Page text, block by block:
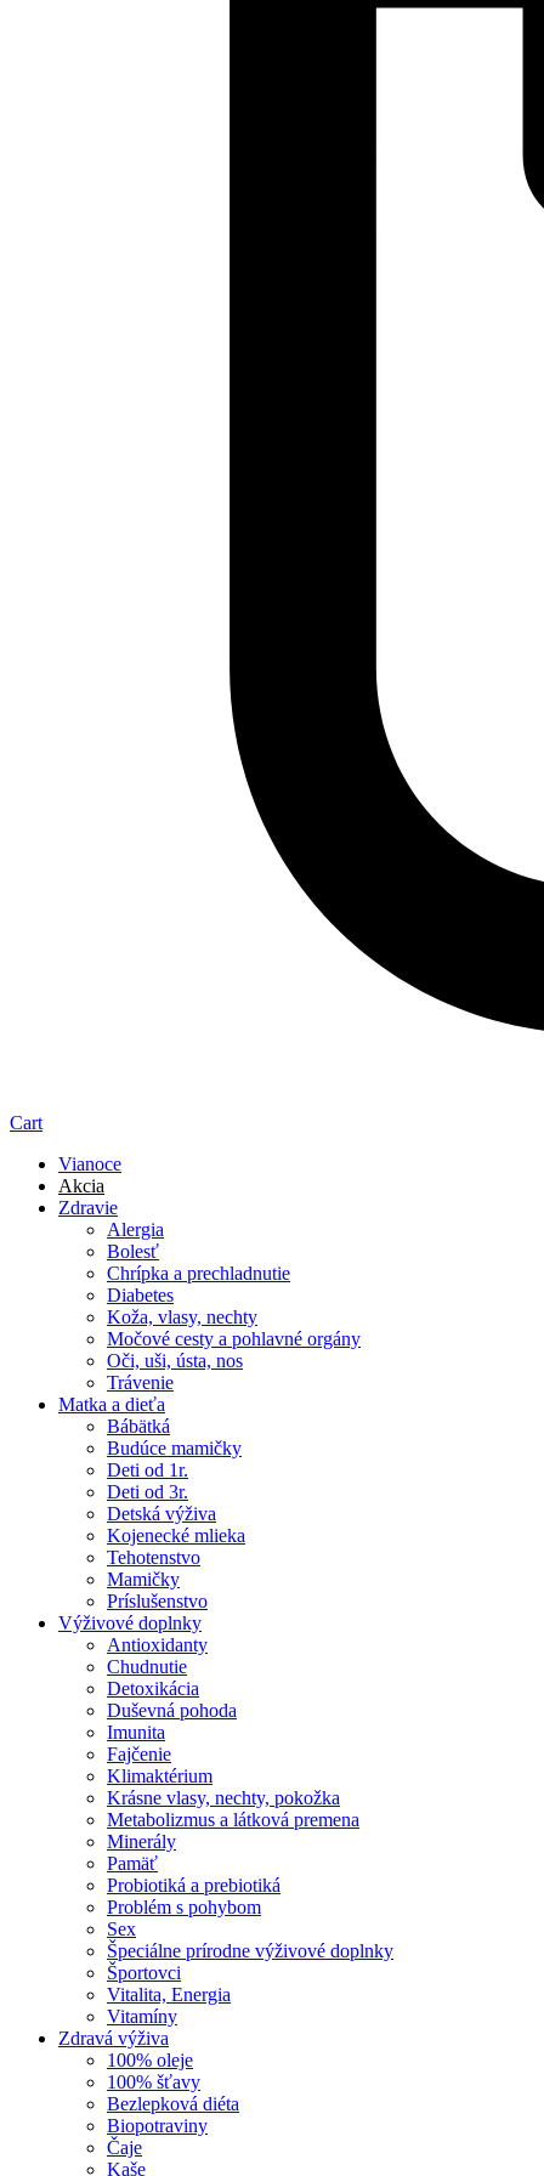
Cart
Vianoce
Akcia
Zdravie
Alergia
Bolesť
Chrípka a prechladnutie
Diabetes
Koža, vlasy, nechty
Močové cesty a pohlavné orgány
Oči, uši, ústa, nos
Trávenie
Matka a dieťa
Bábätká
Budúce mamičky
Deti od 1r.
Deti od 3r.
Detská výživa
Kojenecké mlieka
Tehotenstvo
Mamičky
Príslušenstvo
Výživové doplnky
Antioxidanty
Chudnutie
Detoxikácia
Duševná pohoda
Imunita
Fajčenie
Klimaktérium
Krásne vlasy, nechty, pokožka
Metabolizmus a látková premena
Minerály
Pamäť
Probiotiká a prebiotiká
Problém s pohybom
Sex
Špeciálne prírodne výživové doplnky
Športovci
Vitalita, Energia
Vitamíny
Zdravá výživa
100% oleje
100% šťavy
Bezlepková diéta
Biopotraviny
Čaje
Kaše